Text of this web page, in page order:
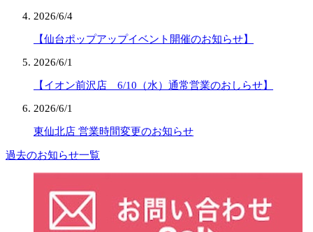
2026/6/4
【仙台ポップアップイベント開催のお知らせ】
2026/6/1
【イオン前沢店 6/10（水）通常営業のおしらせ】
2026/6/1
東仙北店 営業時間変更のお知らせ
過去のお知らせ一覧